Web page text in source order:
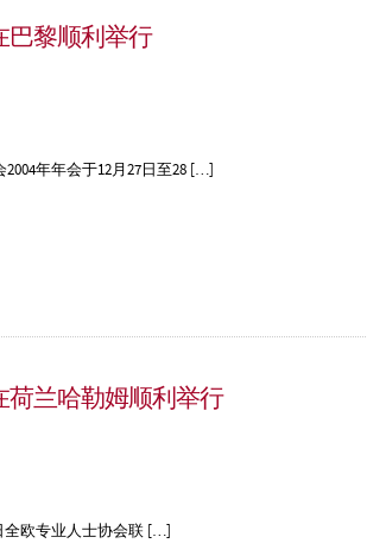
巴黎顺利举行
年年会于12月27日至28 […]
荷兰哈勒姆顺利举行
全欧专业人士协会联 […]